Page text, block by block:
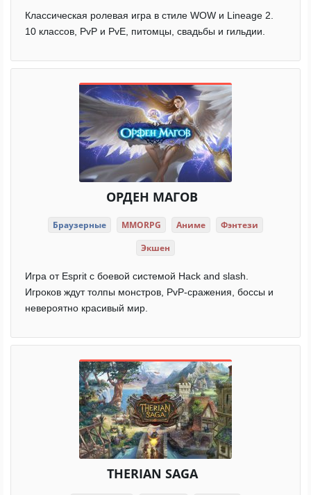
Классическая ролевая игра в стиле WOW и Lineage 2.
10 классов, PvP и PvE, питомцы, свадьбы и гильдии.
ОРДЕН МАГОВ
Браузерные MMORPG Аниме
Фэнтези
Экшен
Игра от Esprit с боевой системой Hack and slash.
Игроков ждут толпы монстров, PvP-сражения, боссы и
невероятно красивый мир.
THERIAN SAGA